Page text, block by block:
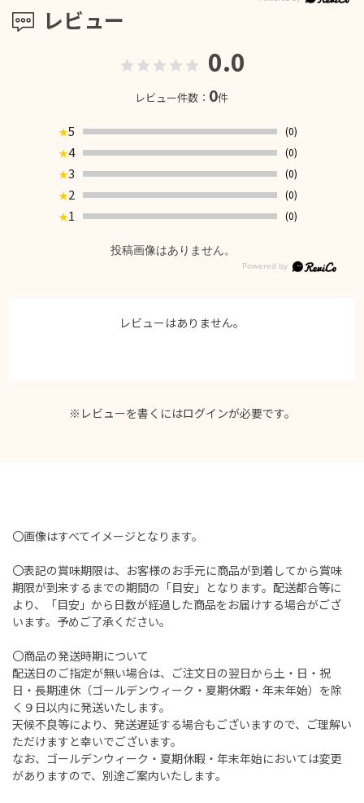
レビュー
0.0
レビュー件数： 0件
★5
(0)
★4
(0)
★3
(0)
★2
(0)
★1 (0)
投稿画像はありません。
レビューはありません。
※レビューを書くにはログインが必要です。
〇画像はすべてイメージとなります。
〇表記の賞味期限は、お客様のお手元に商品が到着してから賞味
期限が到来するまでの期間の「目安」となります。配送都合等に
より、「目安」から日数が経過した商品をお届けする場合がござ
います。予めご了承ください。
〇商品の発送時期について
配送日のご指定が無い場合は、ご注文日の翌日から土・日・祝
日・長期連休（ゴールデンウィーク・夏期休暇・年末年始）を除
く９日以内に発送いたします。
天候不良等により、発送遅延する場合もございますので、ご理解い
ただけますと幸いでございます。
なお、ゴールデンウィーク・夏期休暇・年末年始においては変更
がありますので、別途ご案内いたします。